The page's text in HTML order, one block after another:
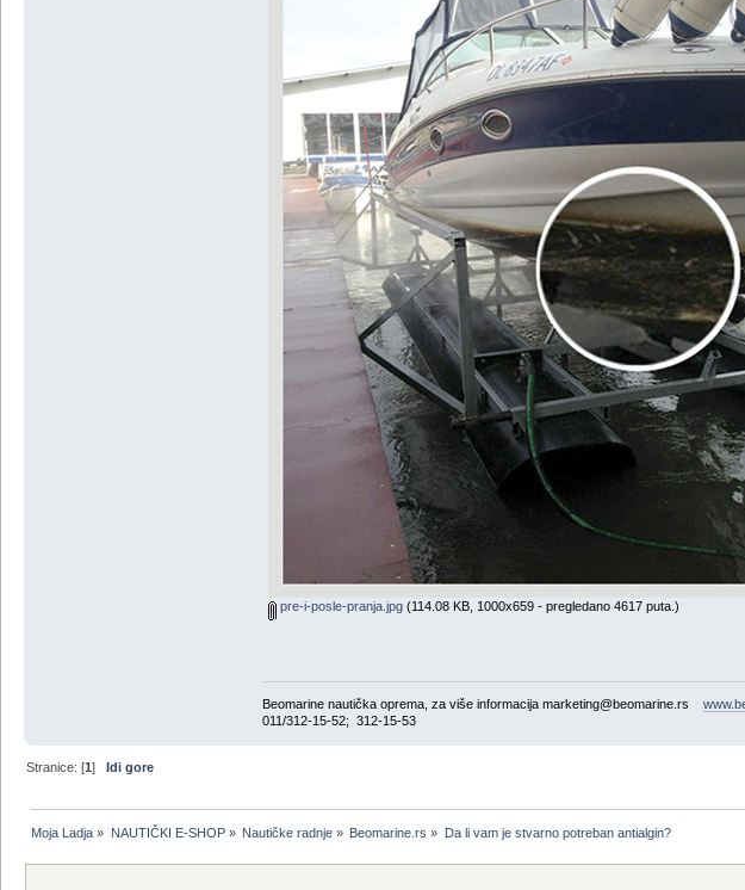
pre-i-posle-pranja.jpg(114.08 KB, 1000x659 - pregledano 4617 puta.)
Beomarine nautička oprema, za više informacija marketing@beomarine.rs
011/312-15-52; 312-15-53
Stranice: [1]Idi gore
Moja Ladja » NAUTIČKI E-SHOP» Nautičke radnje» Beomarine.rs » Da li vam je stvarno potreban antialgin?